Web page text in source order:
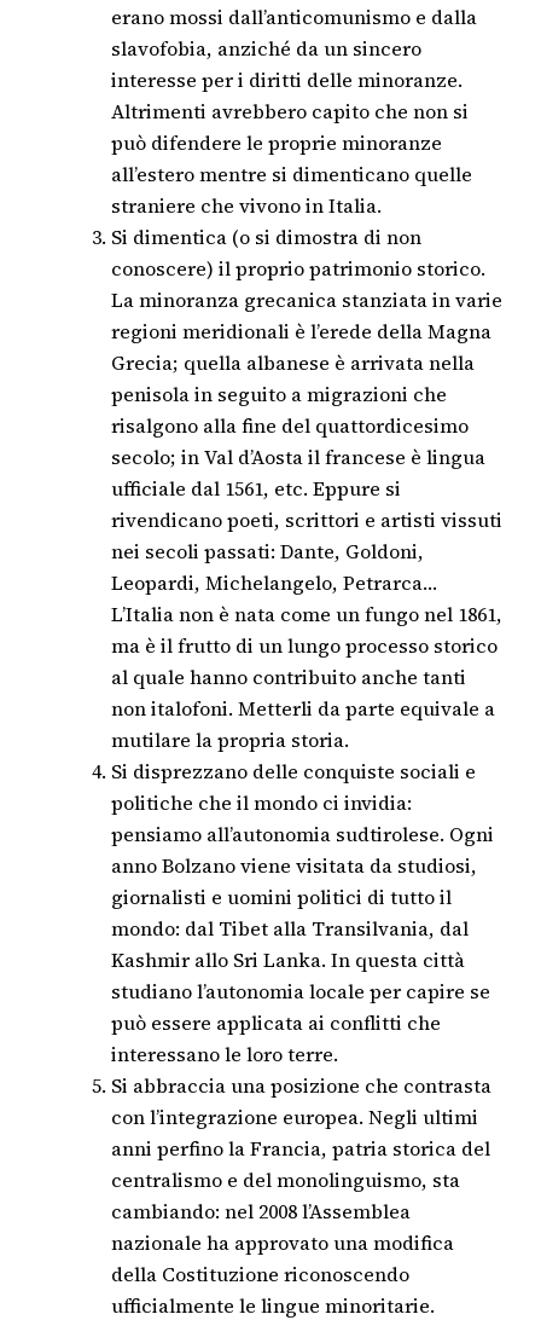
erano mossi dall’anticomunismo e dalla
slavofobia, anziché da un sincero
interesse per i diritti delle minoranze.
Altrimenti avrebbero capito che non si
può difendere le proprie minoranze
all’estero mentre si dimenticano quelle
straniere che vivono in Italia.
Si dimentica (o si dimostra di non
conoscere) il proprio patrimonio storico.
La minoranza grecanica stanziata in varie
regioni meridionali è l’erede della Magna
Grecia; quella albanese è arrivata nella
penisola in seguito a migrazioni che
risalgono alla fine del quattordicesimo
secolo; in Val d’Aosta il francese è lingua
ufficiale dal 1561, etc. Eppure si
rivendicano poeti, scrittori e artisti vissuti
nei secoli passati: Dante, Goldoni,
Leopardi, Michelangelo, Petrarca…
L’Italia non è nata come un fungo nel 1861,
ma è il frutto di un lungo processo storico
al quale hanno contribuito anche tanti
non italofoni. Metterli da parte equivale a
mutilare la propria storia.
Si disprezzano delle conquiste sociali e
politiche che il mondo ci invidia:
pensiamo all’autonomia sudtirolese. Ogni
anno Bolzano viene visitata da studiosi,
giornalisti e uomini politici di tutto il
mondo: dal Tibet alla Transilvania, dal
Kashmir allo Sri Lanka. In questa città
studiano l’autonomia locale per capire se
può essere applicata ai conflitti che
interessano le loro terre.
Si abbraccia una posizione che contrasta
con l’integrazione europea. Negli ultimi
anni perfino la Francia, patria storica del
centralismo e del monolinguismo, sta
cambiando: nel 2008 l’Assemblea
nazionale ha approvato una modifica
della Costituzione riconoscendo
ufficialmente le lingue minoritarie.